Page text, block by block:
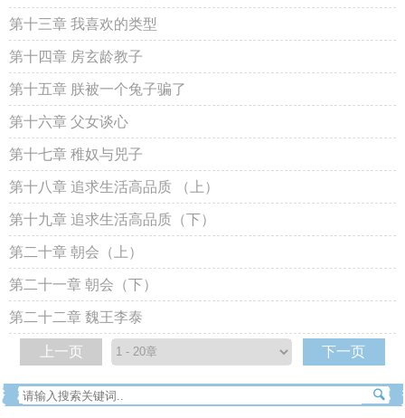
第十三章 我喜欢的类型
第十四章 房玄龄教子
第十五章 朕被一个兔子骗了
第十六章 父女谈心
第十七章 稚奴与兕子
第十八章 追求生活高品质 （上）
第十九章 追求生活高品质（下）
第二十章 朝会（上）
第二十一章 朝会（下）
第二十二章 魏王李泰
上一页 下一页